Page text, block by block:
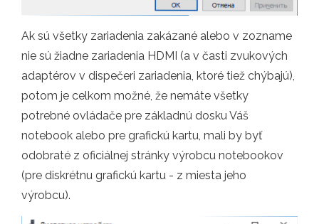
Ak sú všetky zariadenia zakázané alebo v zozname
nie sú žiadne zariadenia HDMI (a v časti zvukových
adaptérov v dispečeri zariadenia, ktoré tiež chýbajú),
potom je celkom možné, že nemáte všetky
potrebné ovládače pre základnú dosku Váš
notebook alebo pre grafickú kartu, mali by byť
odobraté z oficiálnej stránky výrobcu notebookov
(pre diskrétnu grafickú kartu - z miesta jeho
výrobcu).